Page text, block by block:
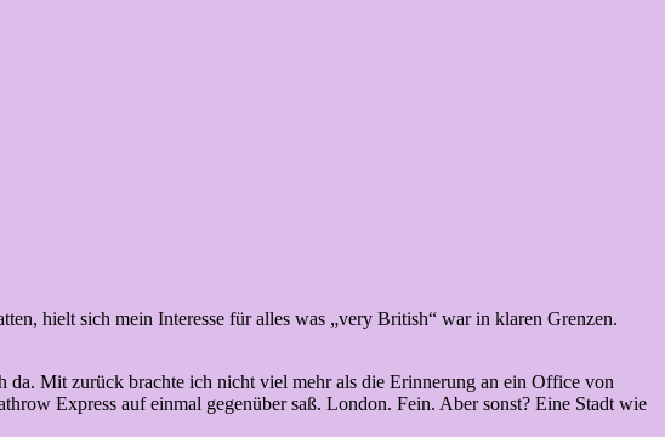
hielt sich mein Interesse für alles was „very British“ war in klaren Grenzen.
Mit zurück brachte ich nicht viel mehr als die Erinnerung an ein Office von
Express auf einmal gegenüber saß. London. Fein. Aber sonst? Eine Stadt wie